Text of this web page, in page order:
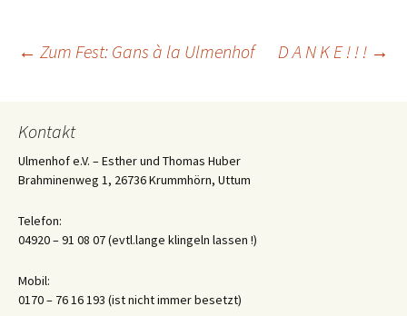
Beitrags-
Navigation
← Zum Fest: Gans à la Ulmenhof D A N K E ! ! ! →
Kontakt
Ulmenhof e.V. – Esther und Thomas Huber
Brahminenweg 1, 26736 Krummhörn, Uttum
Telefon:
04920 – 91 08 07 (evtl.lange klingeln lassen !)
Mobil:
0170 – 76 16 193 (ist nicht immer besetzt)